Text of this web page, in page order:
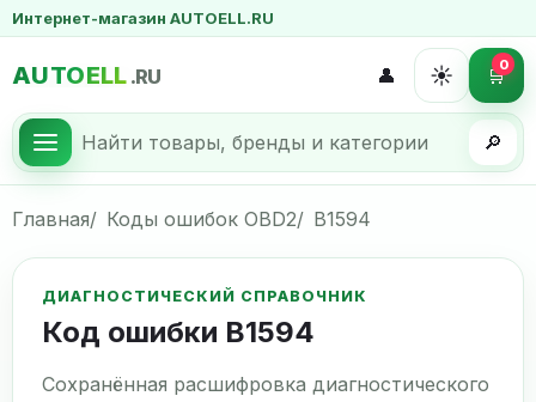
Интернет-магазин AUTOELL.RU
AUTOELL .RU
🔎
👤 ☀️ 🛒0
Главная Коды ошибок OBD2 B1594
ДИАГНОСТИЧЕСКИЙ СПРАВОЧНИК
Код ошибки B1594
Сохранённая расшифровка диагностического